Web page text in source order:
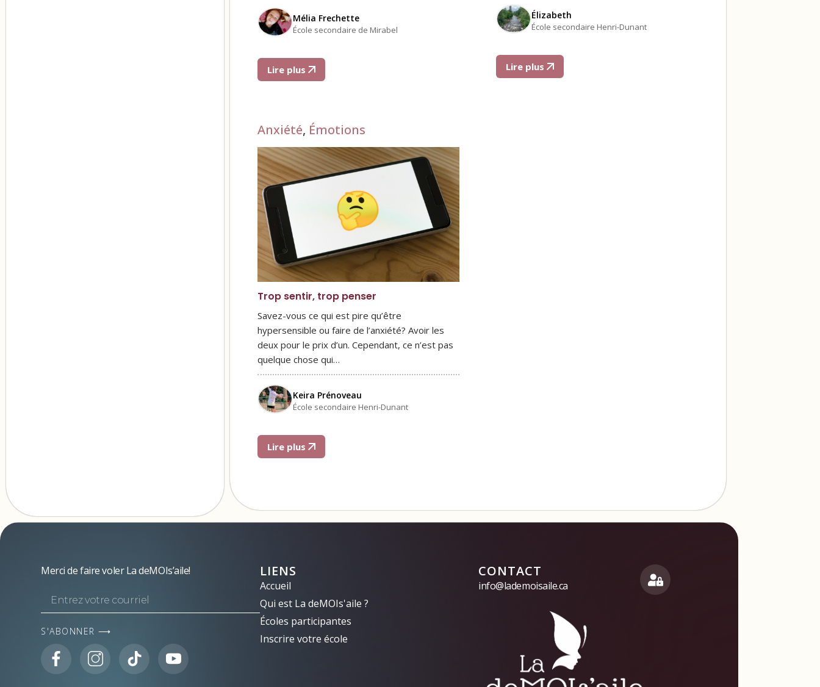
Mélia Frechette
École secondaire de Mirabel
Lire plus
Élizabeth
École secondaire Henri-Dunant
Lire plus
Anxiété, Émotions
Trop sentir, trop penser
Savez-vous ce qui est pire qu’être
hypersensible ou faire de l’anxiété? Avoir les
deux pour le prix d’un. Cependant, ce n’est pas
quelque chose qui…
Keira Prénoveau
École secondaire Henri-Dunant
Lire plus
Merci de faire voler La deMOIs’aile!
S'ABONNER ⟶
LIENS
Accueil
Qui est La deMOIs'aile ?
Écoles participantes
Inscrire votre école
CONTACT
info@lademoisaile.ca